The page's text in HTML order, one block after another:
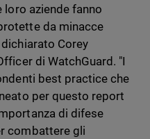
loro aziende fanno
da minacce
Corey
di WatchGuard. "I
best practice che
per questo report
di difese
combattere gli